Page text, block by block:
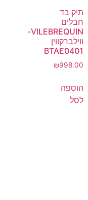
תיק בד
חבלים
VILEBREQUIN-
ווילברקווין
BTAE0401
₪998.00
הוספה
לסל